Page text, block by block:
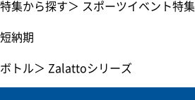
特集から探す＞ スポーツイベント特集
短納期
ボトル＞ Zalattoシリーズ